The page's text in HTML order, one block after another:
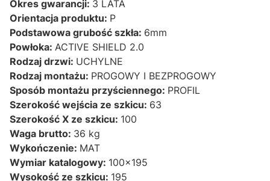
Okres gwarancji: 3 LATA
Orientacja produktu: P
Podstawowa grubość szkła: 6mm
Powłoka: ACTIVE SHIELD 2.0
Rodzaj drzwi: UCHYLNE
Rodzaj montażu: PROGOWY I BEZPROGOWY
Sposób montażu przyściennego: PROFIL
Szerokość wejścia ze szkicu: 63
Szerokość X ze szkicu: 100
Waga brutto: 36 kg
Wykończenie: MAT
Wymiar katalogowy: 100x195
Wysokość ze szkicu: 195